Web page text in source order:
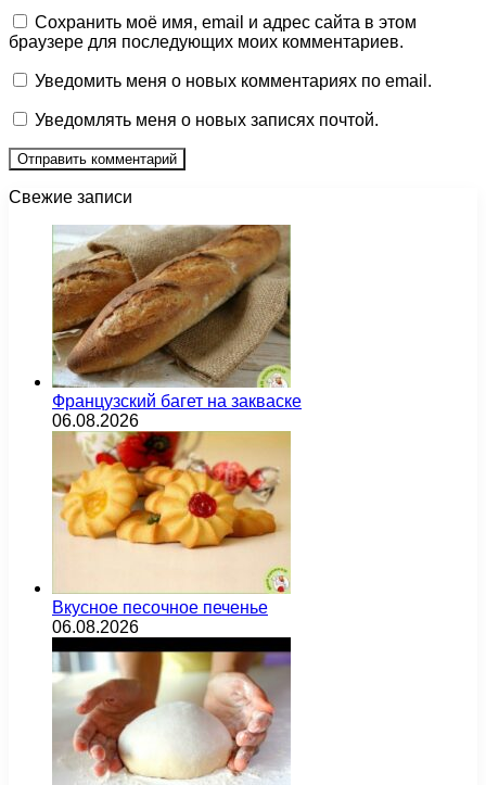
Сохранить моё имя, email и адрес сайта в этом
браузере для последующих моих комментариев.
Уведомить меня о новых комментариях по email.
Уведомлять меня о новых записях почтой.
Свежие записи
Французский багет на закваске
06.08.2026
Вкусное песочное печенье
06.08.2026